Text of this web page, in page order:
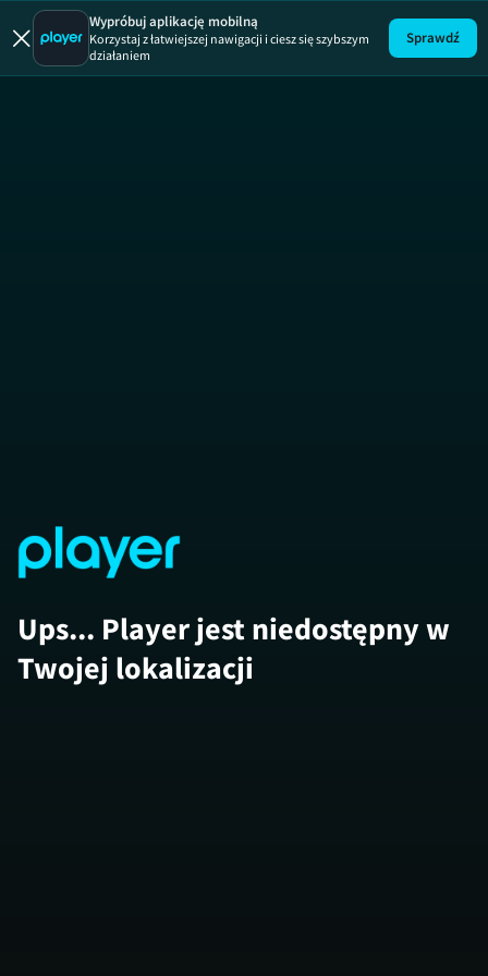
Bitwa
Wypróbuj aplikację mobilną
Korzystaj z łatwiejszej nawigacji i ciesz się szybszym
działaniem
Sprawdź
Ups... Player jest niedostępny w
Twojej lokalizacji